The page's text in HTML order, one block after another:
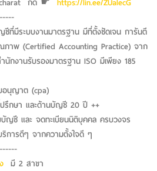
ที่มีระบบงานมาตรฐาน มีที่ตั้งชัดเจน การันตี
าพ (Certified Accounting Practice) จาก
กงานรับรองมาตรฐาน ISO มีเพียง 185
นุญาต (cpa)
กษา และด้านบัญชี 20 ปี ++
ชี และ จดทะเบียนนิติบุคคล ครบวงจร
การดีๆ จากความตั้งใจดี ๆ
มี 2 สาขา